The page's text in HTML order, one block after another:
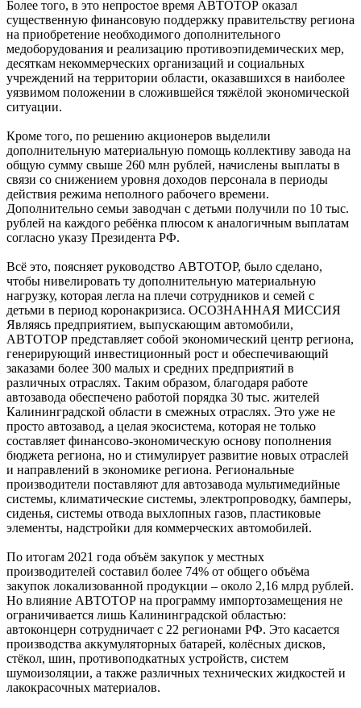
Более того, в это непростое время АВТОТОР оказал
существенную финансовую поддержку правительству региона
на приобретение необходимого дополнительного
медоборудования и реализацию противоэпидемических мер,
десяткам некоммерческих организаций и социальных
учреждений на территории области, оказавшихся в наиболее
уязвимом положении в сложившейся тяжёлой экономической
ситуации.
Кроме того, по решению акционеров выделили
дополнительную материальную помощь коллективу завода на
общую сумму свыше 260 млн рублей, начислены выплаты в
связи со снижением уровня доходов персонала в периоды
действия режима неполного рабочего времени.
Дополнительно семьи заводчан с детьми получили по 10 тыс.
рублей на каждого ребёнка плюсом к аналогичным выплатам
согласно указу Президента РФ.
Всё это, поясняет руководство АВТОТОР, было сделано,
чтобы нивелировать ту дополнительную материальную
нагрузку, которая легла на плечи сотрудников и семей с
детьми в период коронакризиса. ОСОЗНАННАЯ МИССИЯ
Являясь предприятием, выпускающим автомобили,
АВТОТОР представляет собой экономический центр региона,
генерирующий инвестиционный рост и обеспечивающий
заказами более 300 малых и средних предприятий в
различных отраслях. Таким образом, благодаря работе
автозавода обеспечено работой порядка 30 тыс. жителей
Калининградской области в смежных отраслях. Это уже не
просто автозавод, а целая экосистема, которая не только
составляет финансово-экономическую основу пополнения
бюджета региона, но и стимулирует развитие новых отраслей
и направлений в экономике региона. Региональные
производители поставляют для автозавода мультимедийные
системы, климатические системы, электропроводку, бамперы,
сиденья, системы отвода выхлопных газов, пластиковые
элементы, надстройки для коммерческих автомобилей.
По итогам 2021 года объём закупок у местных
производителей составил более 74% от общего объёма
закупок локализованной продукции – около 2,16 млрд рублей.
Но влияние АВТОТОР на программу импортозамещения не
ограничивается лишь Калининградской областью:
автоконцерн сотрудничает с 22 регионами РФ. Это касается
производства аккумуляторных батарей, колёсных дисков,
стёкол, шин, противоподкатных устройств, систем
шумоизоляции, а также различных технических жидкостей и
лакокрасочных материалов.